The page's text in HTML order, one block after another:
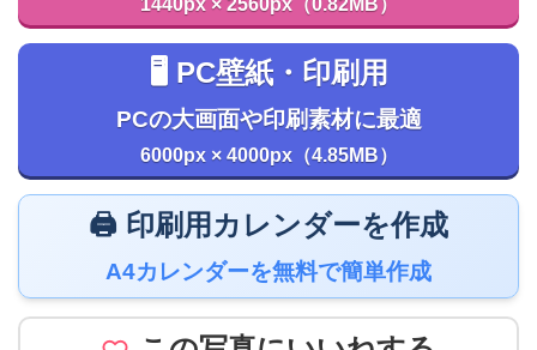
🖥️ PC壁紙・印刷用
PCの大画面や印刷素材に最適
6000px × 4000px（4.85MB）
🖨️ 印刷用カレンダーを作成
A4カレンダーを無料で簡単作成